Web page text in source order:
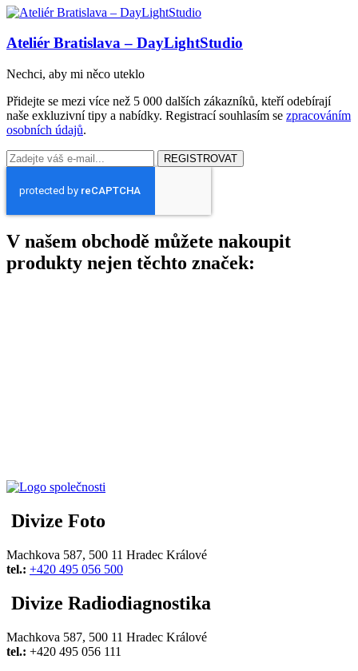
Ateliér Bratislava – DayLightStudio
Nechci, aby mi něco uteklo
Přidejte se mezi více než 5 000 dalších zákazníků, kteří odebírají
naše exkluzivní tipy a nabídky. Registrací souhlasím se zpracováním
osobních údajů.
REGISTROVAT
V našem obchodě můžete nakoupit
produkty nejen těchto značek:
Divize Foto
Machkova 587, 500 11 Hradec Králové
tel.: +420 495 056 500
Divize Radiodiagnostika
Machkova 587, 500 11 Hradec Králové
tel.: +420 495 056 111